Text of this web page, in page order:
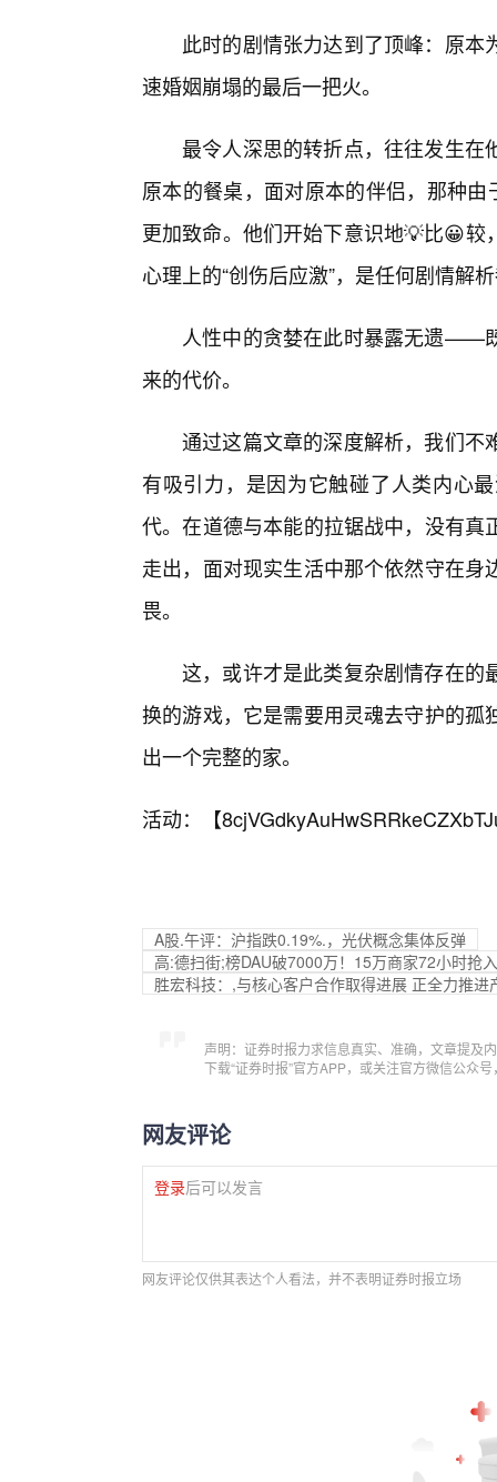
此时的剧情张力达到了顶峰：原
速婚姻崩塌的最后一把火。
最令人深思的转折点，往往发生在
原本的餐桌，面对原本的伴侣，那种
更加致命。他们开始下意识地💡比😀
心理上的“创伤后应激”，是任何剧情解
人性中的贪婪在此时暴露无遗——
来的代价。
通过这篇文章的深度解析，我们不
有吸引力，是因为它触碰了人类内心
代。在道德与本能的拉锯战中，没有
走出，面对现实生活中那个依然守在
畏。
这，或许才是此类复杂剧情存在的
换的游戏，它是需要用灵魂去守护的
出一个完整的家。
活动：【
A股.午评：沪指跌0.19%.，光伏概念集体反弹
高:德扫街;榜DAU破7000万！15万商家72小时抢
胜宏科技：,与核心客户合作取得进展 正全力推进
声明：证券时报力求信息真实、准确，文章提及
下载“证券时报”官方APP，或关注官方微信公众
网友评论
登录后可以发言
网友评论仅供其表达个人看法，并不表明证券时报立场